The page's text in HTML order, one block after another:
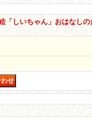
しいちゃん」おはなしの